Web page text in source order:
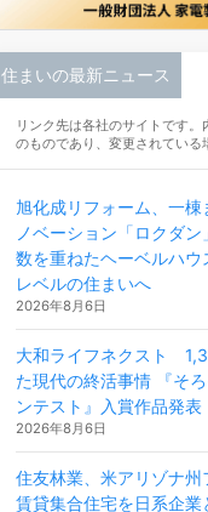
住まいの最新ニュース
リンク先は各社のサイトです。
のものであり、変更されている
旭化成リフォーム、一棟
ノベーション「ロクダ
数を重ねたヘーベルハウ
レベルの住まいへ
2026年8月6日
大和ライフネクスト
た現代の終活事情 『そ
ンテスト』入賞作品発表
2026年8月6日
住友林業、米アリゾナ州
賃貸集合住宅を日系企業